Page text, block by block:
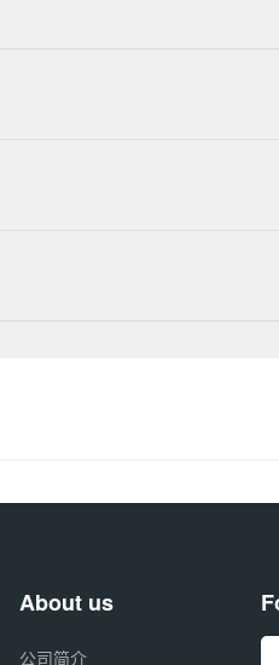
About us
公司简介